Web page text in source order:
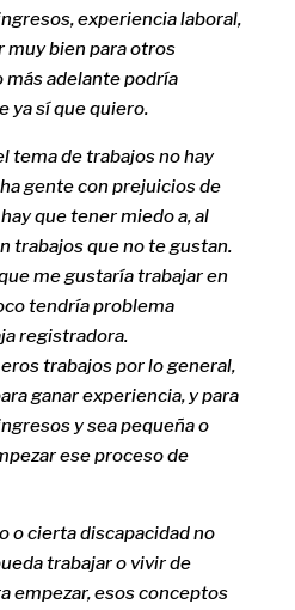
experiencia laboral,
muy bien para otros
más adelante podría
ya sí que quiero.
tema de trabajos no hay
gente con prejuicios de
que tener miedo a, al
trabajos que no te gustan.
me gustaría trabajar en
tendría problema
registradora.
trabajos por lo general,
ganar experiencia, y para
y sea pequeña o
ese proceso de
o cierta discapacidad no
trabajar o vivir de
empezar, esos conceptos